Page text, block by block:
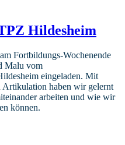
Hildesheim
Fortbildungs-Wochenende
Malu vom
eingeladen. Mit
haben wir gelernt
arbeiten und wie wir
können.